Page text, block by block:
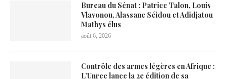
Bureau du Sénat : Patrice Talon, Louis
Vlavonou, Alassane Séidou et Adidjatou
Mathys élus
août 6, 2026
Contrôle des armes légères en Afrique :
L’Unrec lance la 2e édition de sa